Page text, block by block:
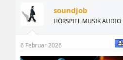
e
l
r
e
l
t
soundjob
HÖRSPIEL MUSIK AUDIO
6 Februar 2026